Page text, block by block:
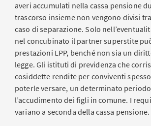
averi accumulati nella cassa pensione
trascorso insieme non vengono divisi
caso di separazione. Solo
nel concubinato il partner superstite
prestazioni LPP, benché non sia un
legge. Gli istituti di previdenza che
cosiddette rendite per conviventi
poterle versare, un determinato
l’accudimento dei figli in comune. I
variano a seconda della cassa pensione.